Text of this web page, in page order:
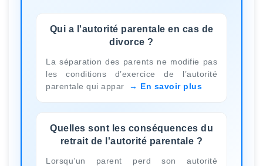
Qui a l'autorité parentale en cas de
divorce ?
La séparation des parents ne modifie pas
les conditions d’exercice de l’autorité
parentale qui appar
En savoir plus
Quelles sont les conséquences du
retrait de l'autorité parentale ?
Lorsqu’un parent perd son autorité